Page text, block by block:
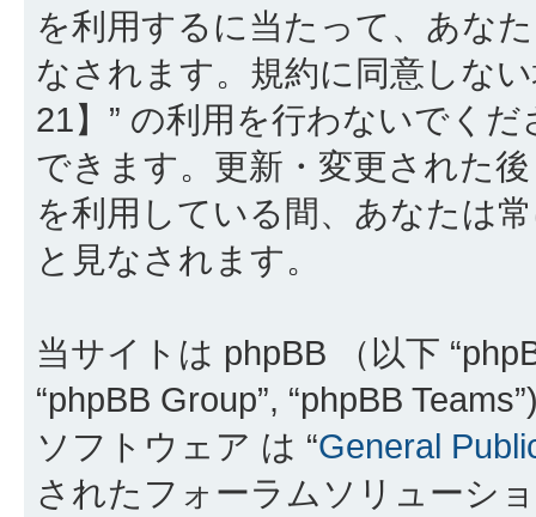
を利用するに当たって、あな
なされます。規約に同意しな
21】” の利用を行わないでく
できます。更新・変更された
を利用している間、あなたは
と見なされます。
当サイトは phpBB （以下
“phpBB Group”, “phpBB
ソフトウェア は “General
されたフォーラムソリューシ